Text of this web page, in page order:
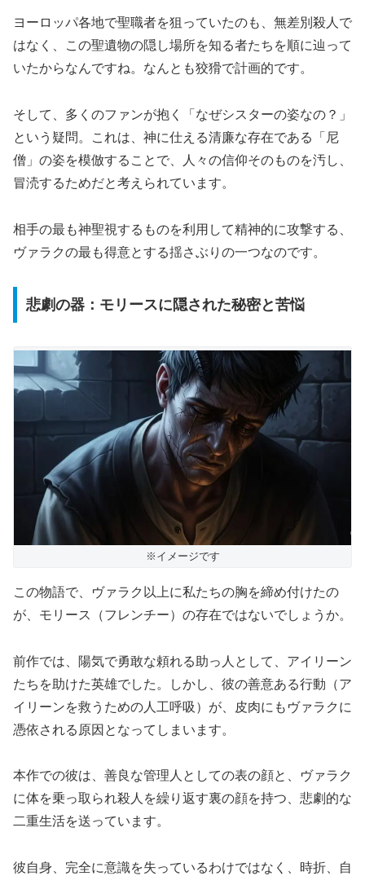
ヨーロッパ各地で聖職者を狙っていたのも、無差別殺人で
はなく、この聖遺物の隠し場所を知る者たちを順に辿って
いたからなんですね。なんとも狡猾で計画的です。
そして、多くのファンが抱く「なぜシスターの姿なの？」
という疑問。これは、神に仕える清廉な存在である「尼
僧」の姿を模倣することで、人々の信仰そのものを汚し、
冒涜するためだと考えられています。
相手の最も神聖視するものを利用して精神的に攻撃する、
ヴァラクの最も得意とする揺さぶりの一つなのです。
悲劇の器：モリースに隠された秘密と苦悩
※イメージです
この物語で、ヴァラク以上に私たちの胸を締め付けたの
が、モリース（フレンチー）の存在ではないでしょうか。
前作では、陽気で勇敢な頼れる助っ人として、アイリーン
たちを助けた英雄でした。しかし、彼の善意ある行動（ア
イリーンを救うための人工呼吸）が、皮肉にもヴァラクに
憑依される原因となってしまいます。
本作での彼は、善良な管理人としての表の顔と、ヴァラク
に体を乗っ取られ殺人を繰り返す裏の顔を持つ、悲劇的な
二重生活を送っています。
彼自身、完全に意識を失っているわけではなく、時折、自